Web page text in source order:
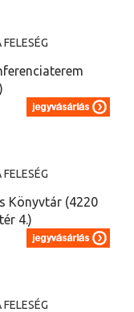
Könyvtár (4220
4.)